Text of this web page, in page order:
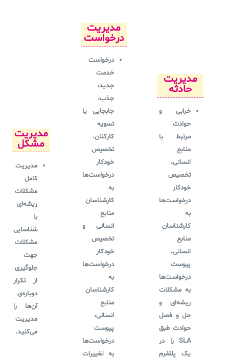
مدیریت
حادثه
خرابی و
حوادث
مرتبط با
منابع
انسانی،
تخصیص
خودکار
درخواست‌ها
به
کارشناسان
منابع
انسانی،
پیوست
درخواست‌ها
به مشکلات
ریشه‌ای و
حل و فصل
حوادث طبق
SLA را در
یک پلتفرم
مدیریت
درخواست
درخواست
خدمت
جدید،
جذب،
جابجایی یا
تسویه
کارکنان،
تخصیص
خودکار
درخواست‌ها
به
کارشناسان
منابع
انسانی
و
تخصیص
خودکار
درخواست‌ها
به
کارشناسان
منابع
انسانی،
پیوست
درخواست‌ها
بهتغییرات
مدیریت
مشکل
مدیریت
کامل
مشکلات
ریشه‌ای
با
شناسایی
مشکلات
جهت
جلوگیری
از تکرار
دوباره‌ی
آن‌ها را
مدیریت
می‌کنید.